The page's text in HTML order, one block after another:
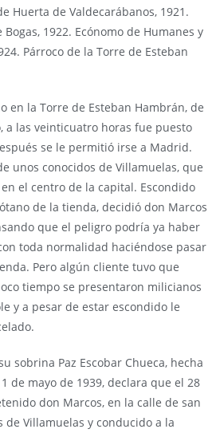
Huerta de Valdecarábanos, 1921.
1922. Ecónomo de Humanes y
Párroco de la Torre de Esteban
en la Torre de Esteban Hambrán, de
a las veinticuatro horas fue puesto
se le permitió irse a Madrid.
unos conocidos de Villamuelas, que
el centro de la capital. Escondido
de la tienda, decidió don Marcos
que el peligro podría ya haber
toda normalidad haciéndose pasar
Pero algún cliente tuvo que
tiempo se presentaron milicianos
y a pesar de estar escondido le
sobrina Paz Escobar Chueca, hecha
de mayo de 1939, declara que el 28
don Marcos, en la calle de san
de Villamuelas y conducido a la